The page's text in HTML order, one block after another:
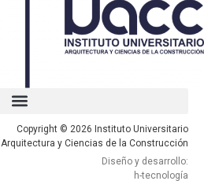
Copyright © 2026 Instituto Universitario
Arquitectura y Ciencias de la Construcción
Diseño y desarrollo:
h-tecnología